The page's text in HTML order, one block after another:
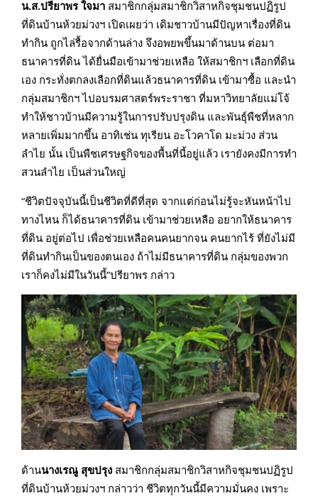
น.ส.ปรียาพร ใจมา สมาชิกกลุ่มสมาชิกวิสาหกิจชุมชนปฏิรูป
ที่ดินบ้านห้วยม่วงฯ เปิดเผยว่า เดิมชาวบ้านมีปัญหาเรื่องที่ดิน
ทำกิน ถูกไล่รื้อจากด้านล่าง จึงอพยพขึ้นมาด้านบน ต่อมา
ธนาคารที่ดิน ได้ยื่นมือเข้ามาช่วยเหลือ ให้สมาชิกฯ เลือกที่ดิน
เอง กระทั่งตกลงเลือกที่ดินแล้วธนาคารที่ดิน เข้ามาซื้อ และนำ
กลุ่มสมาชิกฯ ไปอบรมศาสตร์พระราชา ที่มหาวิทยาลัยแม่โจ้
ทำให้ชาวบ้านมีความรู้ในการปรับปรุงดิน และพันธุ์พืชที่หลาก
หลายเพิ่มมากขึ้น อาทิเช่น ทุเรียน อะโวคาโด มะม่วง ส่วน
ลำไย นั้น เป็นพืชเศรษฐกิจของพื้นที่นี้อยู่แล้ว เรายังคงมีการทำ
สวนลำไย เป็นส่วนใหญ่
“ชีวิตปัจจุบันนี้เป็นชีวิตที่ดีที่สุด จากแต่ก่อนไม่รู้จะหันหน้าไป
ทางไหน ก็ได้ธนาคารที่ดิน เข้ามาช่วยเหลือ อยากให้ธนาคาร
ที่ดิน อยู่ต่อไป เพื่อช่วยเหลือคนคนยากจน คนยากไร้ ที่ยังไม่มี
ที่ดินทำกินเป็นของตนเอง ถ้าไม่มีธนาคารที่ดิน กลุ่มของพวก
เราก็คงไม่มีในวันนี้”ปรียาพร กล่าว
ด้านนางเรณู สุขปรุง สมาชิกกลุ่มสมาชิกวิสาหกิจชุมชนปฏิรูป
ที่ดินบ้านห้วยม่วงฯ กล่าวว่า ชีวิตทุกวันนี้มีความมั่นคง เพราะ